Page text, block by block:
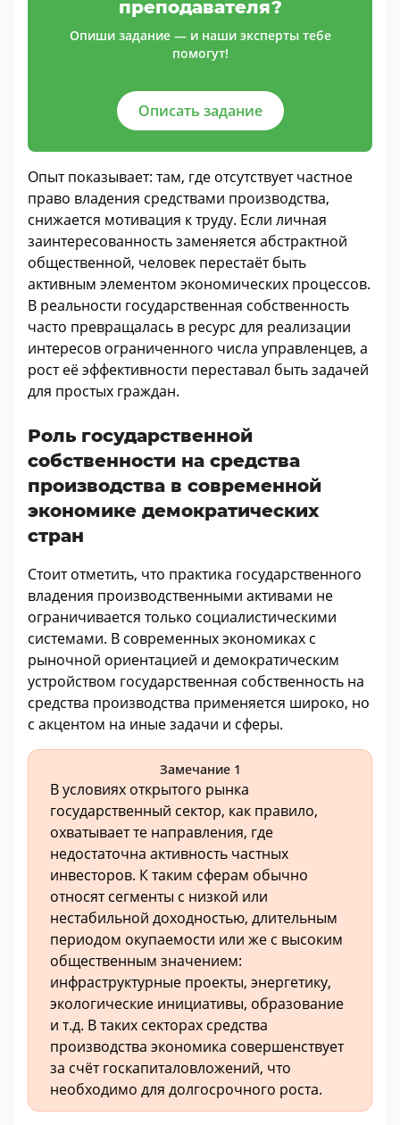
преподавателя?
Опиши задание — и наши эксперты тебе
помогут!
Описать задание
Опыт показывает: там, где отсутствует частное
право владения средствами производства,
снижается мотивация к труду. Если личная
заинтересованность заменяется абстрактной
общественной, человек перестаёт быть
активным элементом экономических процессов.
В реальности государственная собственность
часто превращалась в ресурс для реализации
интересов ограниченного числа управленцев, а
рост её эффективности переставал быть задачей
для простых граждан.
Роль государственной
собственности на средства
производства в современной
экономике демократических
стран
Стоит отметить, что практика государственного
владения производственными активами не
ограничивается только социалистическими
системами. В современных экономиках с
рыночной ориентацией и демократическим
устройством государственная собственность на
средства производства применяется широко, но
с акцентом на иные задачи и сферы.
Замечание 1
В условиях открытого рынка
государственный сектор, как правило,
охватывает те направления, где
недостаточна активность частных
инвесторов. К таким сферам обычно
относят сегменты с низкой или
нестабильной доходностью, длительным
периодом окупаемости или же с высоким
общественным значением:
инфраструктурные проекты, энергетику,
экологические инициативы, образование
и т.д. В таких секторах средства
производства экономика совершенствует
за счёт госкапиталовложений, что
необходимо для долгосрочного роста.